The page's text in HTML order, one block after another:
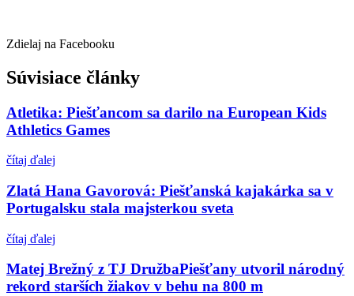
Zdielaj na Facebooku
Súvisiace články
Atletika: Piešťancom sa darilo na European Kids
Athletics Games
čítaj ďalej
Zlatá Hana Gavorová: Piešťanská kajakárka sa v
Portugalsku stala majsterkou sveta
čítaj ďalej
Matej Brežný z TJ DružbaPiešťany utvoril národný
rekord starších žiakov v behu na 800 m